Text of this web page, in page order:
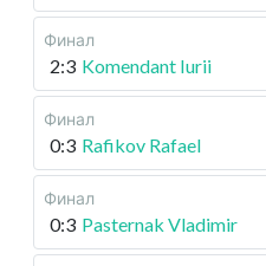
Финал
2:3 Komendant Iurii
Финал
0:3 Rafikov Rafael
Финал
0:3 Pasternak Vladimir